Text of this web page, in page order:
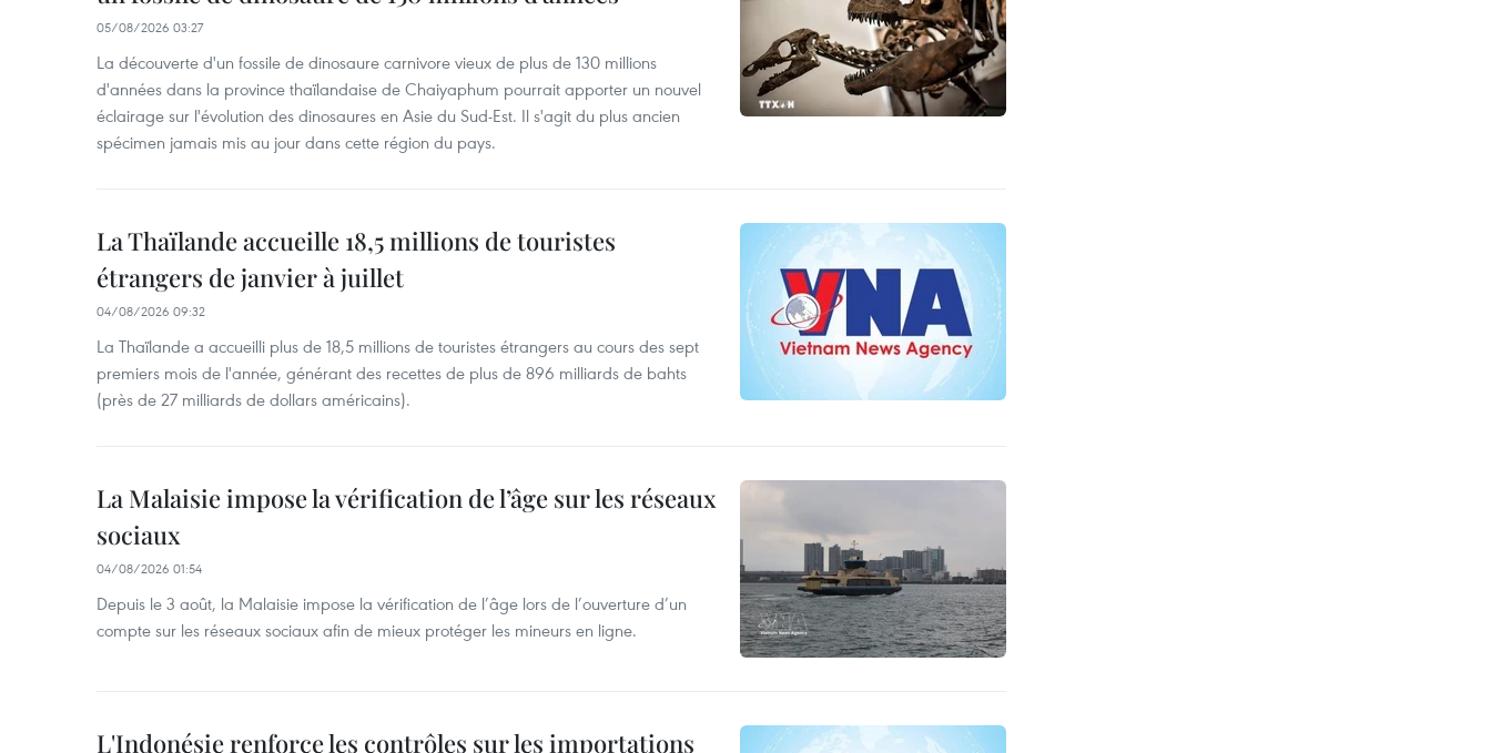
05/08/2026 03:27
La découverte d'un fossile de dinosaure carnivore vieux de plus de 130 millions
d'années dans la province thaïlandaise de Chaiyaphum pourrait apporter un nouvel
éclairage sur l'évolution des dinosaures en Asie du Sud-Est. Il s'agit du plus ancien
spécimen jamais mis au jour dans cette région du pays.
La Thaïlande accueille 18,5 millions de touristes
étrangers de janvier à juillet
04/08/2026 09:32
La Thaïlande a accueilli plus de 18,5 millions de touristes étrangers au cours des sept
premiers mois de l'année, générant des recettes de plus de 896 milliards de bahts
(près de 27 milliards de dollars américains).
La Malaisie impose la vérification de l’âge sur les réseaux
sociaux
04/08/2026 01:54
Depuis le 3 août, la Malaisie impose la vérification de l’âge lors de l’ouverture d’un
compte sur les réseaux sociaux afin de mieux protéger les mineurs en ligne.
L'Indonésie renforce les contrôles sur les importations